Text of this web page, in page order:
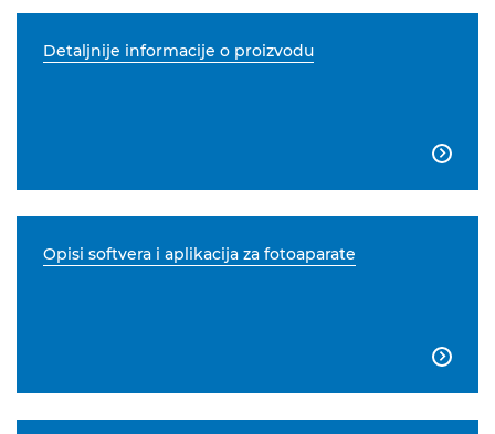
Detaljnije informacije o proizvodu

Opisi softvera i aplikacija za fotoaparate
